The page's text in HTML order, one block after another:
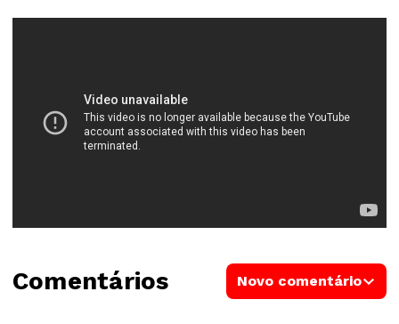
Comentários Novo comentário